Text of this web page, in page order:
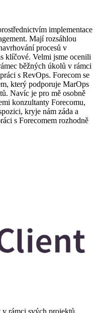
implementace
Mají rozsáhlou
procesů v
klíčové. Velmi jsme ocenili
běžných úkolů v rámci
s RevOps. Forecom se
který podporuje MarOps
Navíc je pro mě osobně
konzultanty Forecomu,
kryje nám záda a
s Forecomem rozhodně
v rámci svých projektů.